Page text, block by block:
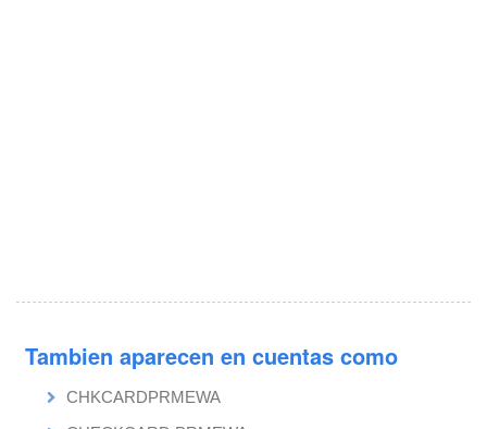
Tambien aparecen en cuentas como
CHKCARDPRMEWA